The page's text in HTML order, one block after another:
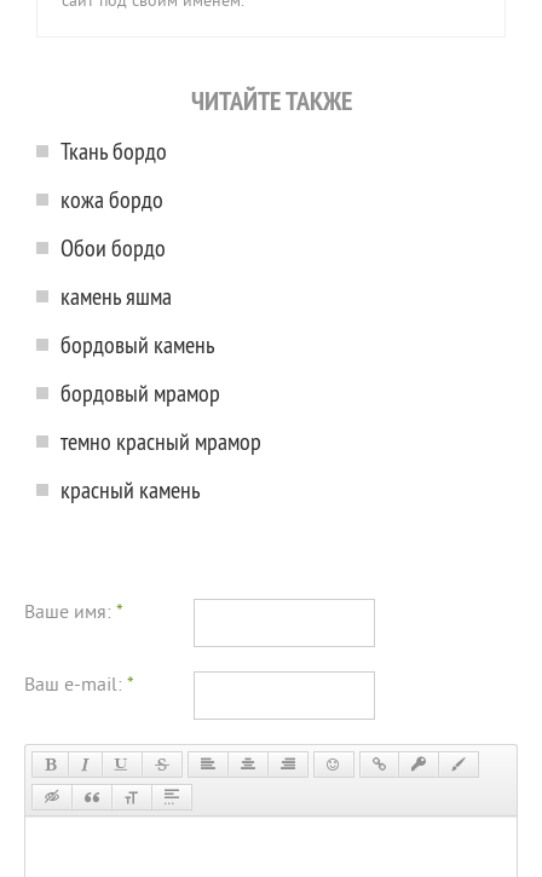
ЧИТАЙТЕ ТАКЖЕ
Ткань бордо
кожа бордо
Обои бордо
камень яшма
бордовый камень
бордовый мрамор
темно красный мрамор
красный камень
Ваше имя: *
Ваш e-mail: *